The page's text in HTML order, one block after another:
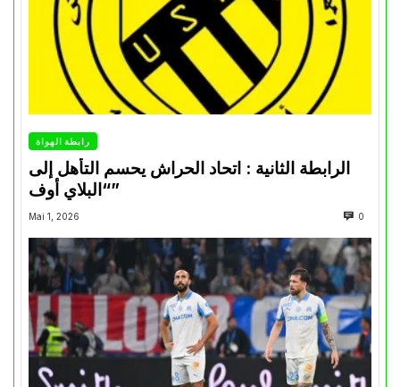
رابطة الهواة
الرابطة الثانية : اتحاد الحراش يحسم التأهل إلى
“البلاي أوف”
Mai 1, 2026 0